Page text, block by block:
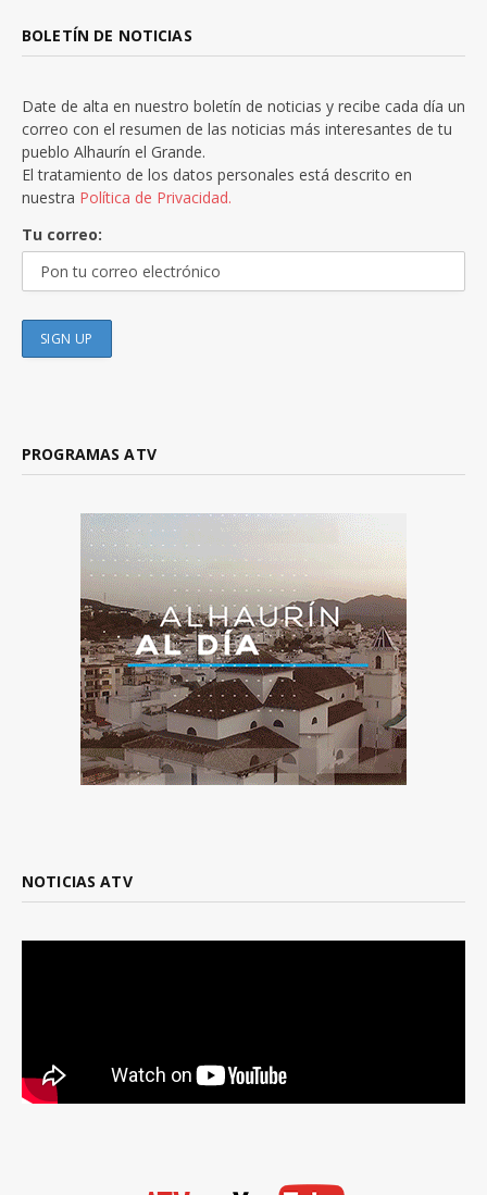
BOLETÍN DE NOTICIAS
Date de alta en nuestro boletín de noticias y recibe cada día un
correo con el resumen de las noticias más interesantes de tu
pueblo Alhaurín el Grande.
El tratamiento de los datos personales está descrito en
nuestra Política de Privacidad.
Tu correo:
PROGRAMAS ATV
NOTICIAS ATV